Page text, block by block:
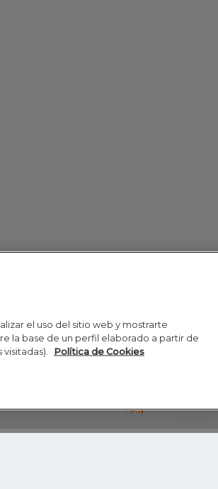
Inicio RSS
el uso del sitio web y mostrarte
la base de un perfil elaborado a partir de
Política de Cookies